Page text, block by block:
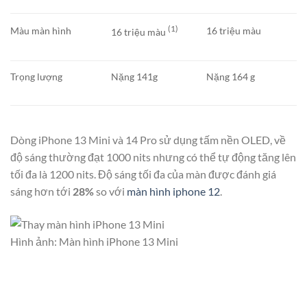
Màu màn hình 16 triệu màu(1) 16 triệu màu
Trọng lượng Nặng 141g Nặng 164 g
Dòng iPhone 13 Mini và 14 Pro sử dụng tấm nền OLED, về
độ sáng thường đạt 1000 nits nhưng có thể tự động tăng lên
tối đa là 1200 nits. Độ sáng tối đa của màn được đánh giá
sáng hơn tới 28%so với màn hình iphone 12
Hình ảnh: Màn hình iPhone 13 Mini